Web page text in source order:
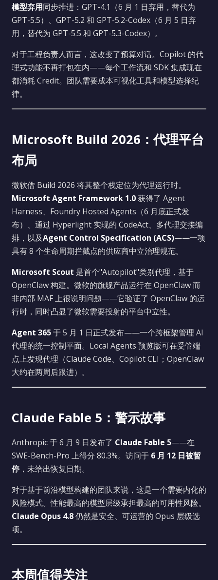
模型弃用同步推进：GPT-4.1（6 月 1 日弃用，替代为
GPT-5.5）、GPT-5.2 和 GPT-5.2-Codex（6 月 5 日弃
用，替代为 GPT-5.5 和 GPT-5.3-Codex）。
对于工程负责人而言，这改变了预算对话。Copilot 的代
理式功能不再打包在内——每个工作流和 SDK 集成现在
都消耗 Credit。团队需要成本可视化工具和模型选择纪
律。
Microsoft Build 2026：代理平台
布局
微软借 Build 2026 将其整个栈定位为代理运行时。
Microsoft Agent Framework 1.0获得了 Agent
Harness、Foundry Hosted Agents（6 月底正式发
布）、通过 Hyperlight 实现的 CodeAct、多代理交接编
排，以及Agent Control Specification (ACS)——一项
具有 8 个生命周期拦截点的供应商中立治理规范。
Microsoft Scout 是首个"Autopilot"类别代理，基于
OpenClaw 构建。微软的旗舰产品运行在 OpenClaw 而
非内部 MAF 上很说明问题——它验证了 OpenClaw 的运
行时，同时凸显了微软需要投射的平台中立性。
Agent 365于 5 月 1 日正式发布——一个跨框架管理 AI
代理的统一控制平面。Local Agents 预览版可在受管端
点上发现代理（Claude Code、Copilot CLI；OpenClaw
大约在两周后跟进）。
Claude Fable 5：警示故事
Anthropic 于 6 月 9 日发布了 Claude Fable 5——在
SWE-Bench-Pro 上得分 80.3%。访问于 6 月 12 日被暂
停 ，未给出恢复日期。
对于基于前沿模型构建的团队来说，这是一个需要内化的
风险模式。性能最高的模型层级承担最高的可用性风险。
Claude Opus 4.8仍然是安全、可运营的 Opus 层级选
项。
本周值得关注